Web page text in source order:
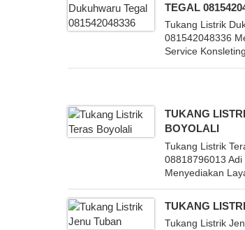
TEGAL
Tukang Listrik
081542048336
Service
TUKANG
BOYOLALI
Tukang Listrik
08818796013
Menyediakan
TUKANG
Tukang Listrik